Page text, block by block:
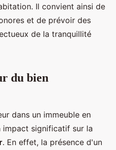
Il convient ainsi de
et de prévoir des
de la tranquillité
du bien
dans un immeuble en
significatif sur la
. En effet, la présence d'un